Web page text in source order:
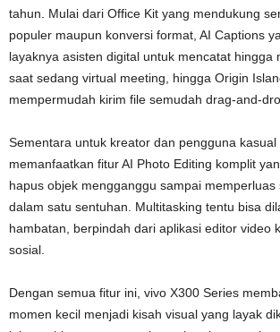
tahun. Mulai dari Office Kit yang mendukung
populer maupun konversi format, AI Captions
layaknya asisten digital untuk mencatat hingga
saat sedang virtual meeting, hingga Origin
mempermudah kirim file semudah drag-and-
Sementara untuk kreator dan pengguna kasual
memanfaatkan fitur AI Photo Editing komplit
hapus objek mengganggu sampai
dalam satu sentuhan. Multitasking tentu bisa
hambatan, berpindah dari aplikasi editor video
sosial.
Dengan semua fitur ini, vivo X300 Series
momen kecil menjadi kisah visual yang layak